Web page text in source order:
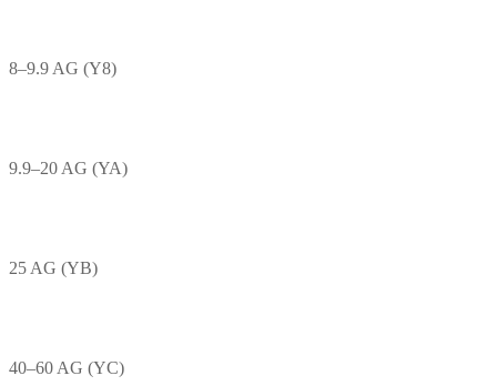
8–9.9 AG (Y8)
9.9–20 AG (YA)
25 AG (YB)
40–60 AG (YC)